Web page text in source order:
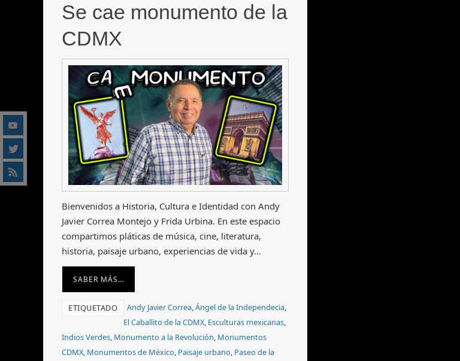
Se cae monumento de la
CDMX
Bienvenidos a Historia, Cultura e Identidad con Andy
Javier Correa Montejo y Frida Urbina. En este espacio
compartimos pláticas de música, cine, literatura,
historia, paisaje urbano, experiencias de vida y…
SABER MÁS…
ETIQUETADO Andy Javier Correa,Ángel de la Independecia,
El Caballito de la CDMX, Esculturas mexicanas,
Indios Verdes, Monumento a la Revolución, Monumentos
CDMX, Monumentos de México, Paisaje urbano, Paseo de la